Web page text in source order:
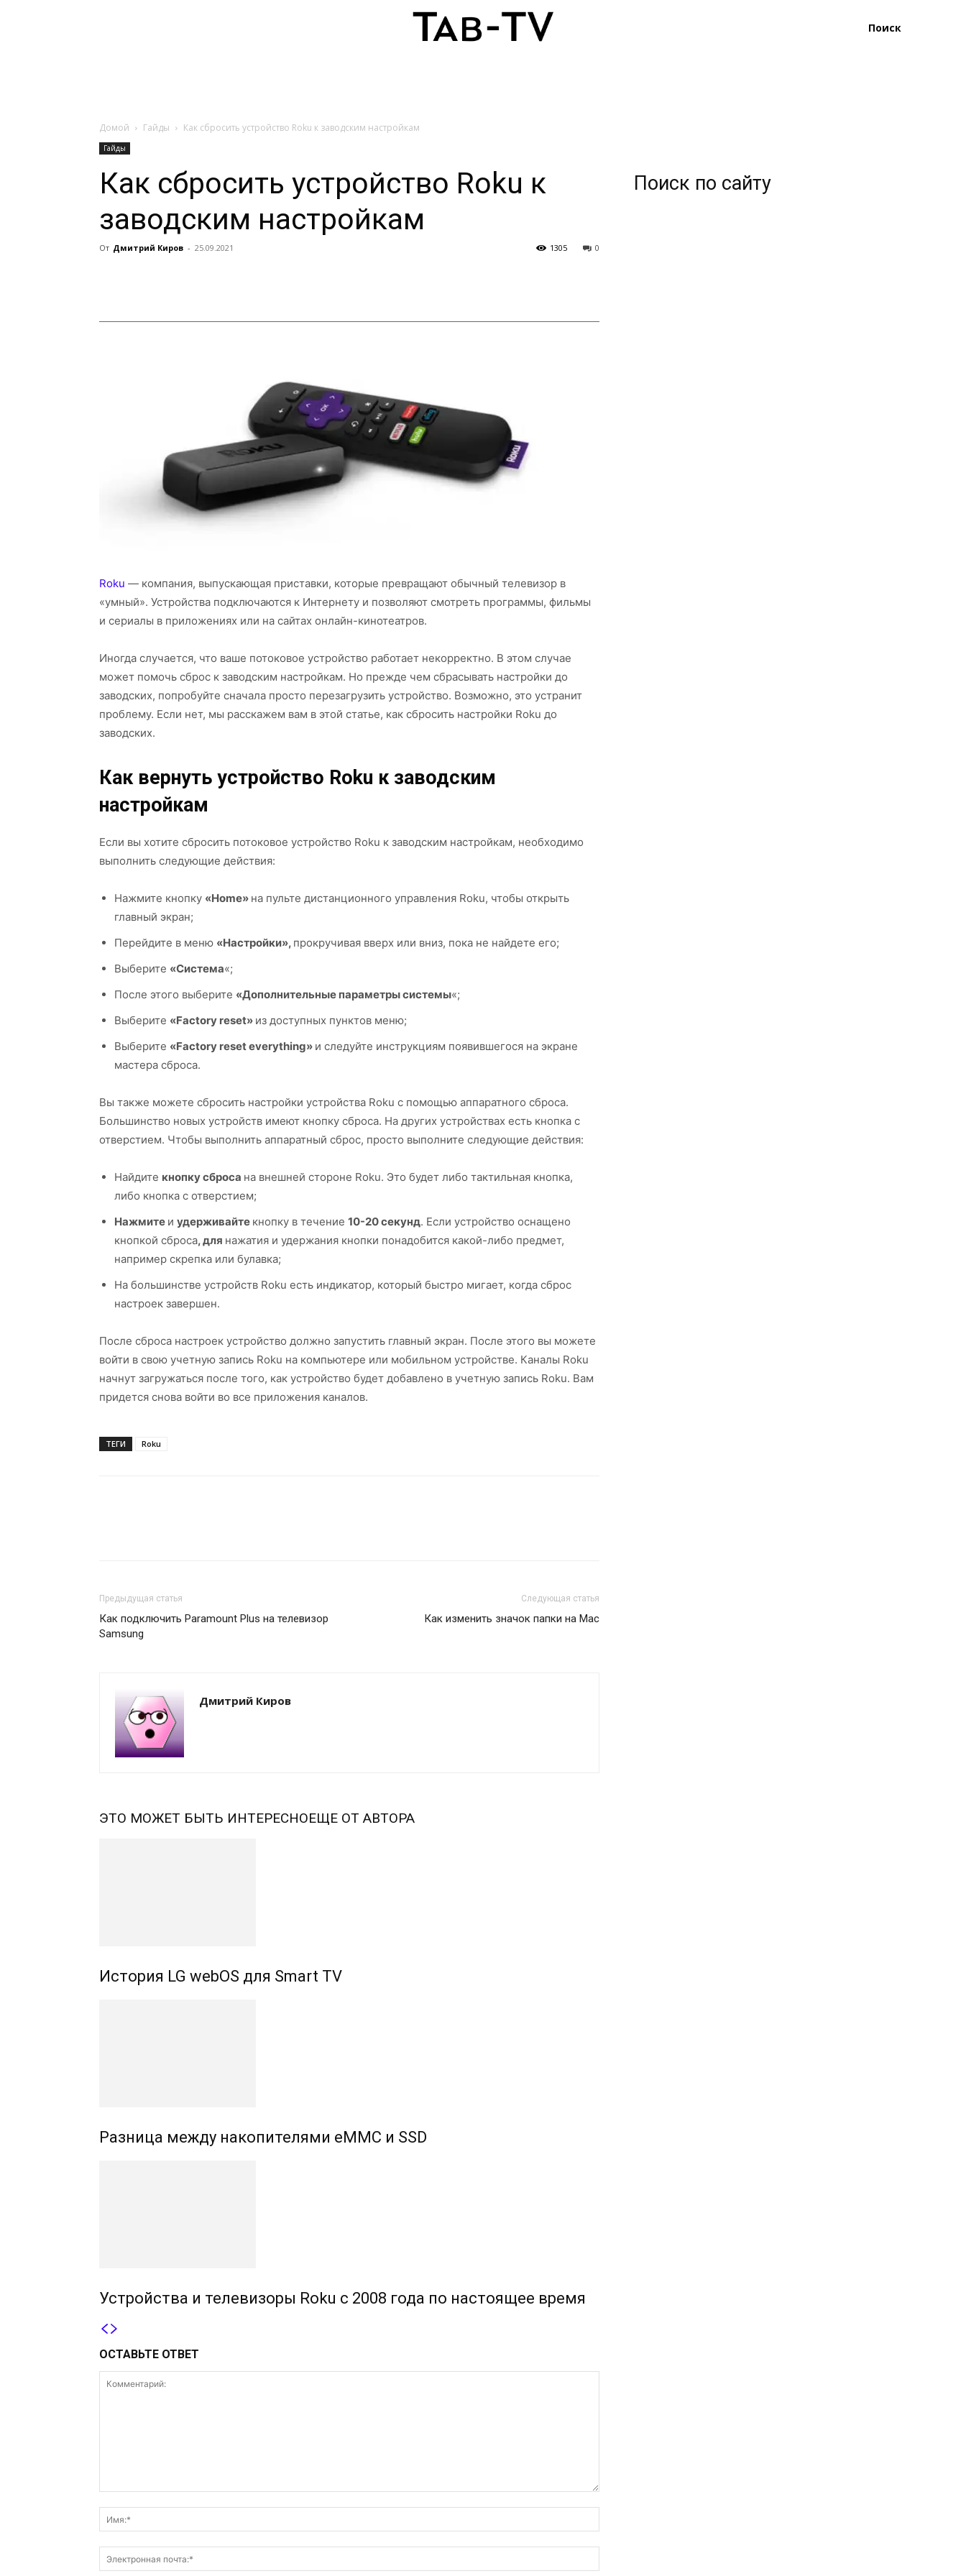
Поиск
Домой Гайды Как сбросить устройство Roku к заводским настройкам
Гайды
Как сбросить устройство Roku к
заводским настройкам
От Дмитрий Киров - 25.09.2021 0
1305
Roku — компания, выпускающая приставки, которые превращают обычный телевизор в
«умный». Устройства подключаются к Интернету и позволяют смотреть программы, фильмы
и сериалы в приложениях или на сайтах онлайн-кинотеатров.
Иногда случается, что ваше потоковое устройство работает некорректно. В этом случае
может помочь сброс к заводским настройкам. Но прежде чем сбрасывать настройки до
заводских, попробуйте сначала просто перезагрузить устройство. Возможно, это устранит
проблему. Если нет, мы расскажем вам в этой статье, как сбросить настройки Roku до
заводских.
Как вернуть устройство Roku к заводским
настройкам
Если вы хотите сбросить потоковое устройство Roku к заводским настройкам, необходимо
выполнить следующие действия:
Нажмите кнопку «Home» на пульте дистанционного управления Roku, чтобы открыть
главный экран;
Перейдите в меню «Настройки», прокручивая вверх или вниз, пока не найдете его;
Выберите «Система«;
После этого выберите «Дополнительные параметры системы«;
Выберите «Factory reset» из доступных пунктов меню;
Выберите «Factory reset everything» и следуйте инструкциям появившегося на экране
мастера сброса.
Вы также можете сбросить настройки устройства Roku с помощью аппаратного сброса.
Большинство новых устройств имеют кнопку сброса. На других устройствах есть кнопка с
отверстием. Чтобы выполнить аппаратный сброс, просто выполните следующие действия:
Найдите кнопку сброса на внешней стороне Roku. Это будет либо тактильная кнопка,
либо кнопка с отверстием;
Нажмите и удерживайте кнопку в течение 10-20 секунд. Если устройство оснащено
кнопкой сброса, для нажатия и удержания кнопки понадобится какой-либо предмет,
например скрепка или булавка;
На большинстве устройств Roku есть индикатор, который быстро мигает, когда сброс
настроек завершен.
После сброса настроек устройство должно запустить главный экран. После этого вы можете
войти в свою учетную запись Roku на компьютере или мобильном устройстве. Каналы Roku
начнут загружаться после того, как устройство будет добавлено в учетную запись Roku. Вам
придется снова войти во все приложения каналов.
ТЕГИ Roku
Предыдущая статья
Как подключить Paramount Plus на телевизор
Samsung
Следующая статья
Как изменить значок папки на Mac
Дмитрий Киров
ЭТО МОЖЕТ БЫТЬ ИНТЕРЕСНОЕЩЕ ОТ АВТОРА
История LG webOS для Smart TV
Разница между накопителями eMMC и SSD
Устройства и телевизоры Roku с 2008 года по настоящее время
ОСТАВЬТЕ ОТВЕТ
Поиск по сайту